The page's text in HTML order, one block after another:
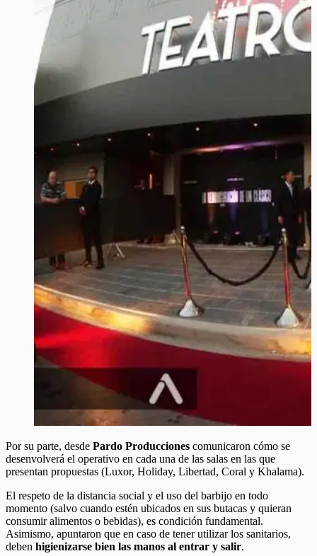
Por su parte, desde Pardo Producciones comunicaron cómo se
desenvolverá el operativo en cada una de las salas en las que
presentan propuestas (Luxor, Holiday, Libertad, Coral y Khalama).
El respeto de la distancia social y el uso del barbijo en todo
momento (salvo cuando estén ubicados en sus butacas y quieran
consumir alimentos o bebidas), es condición fundamental.
Asimismo, apuntaron que en caso de tener utilizar los sanitarios,
deben higienizarse bien las manos al entrar y salir.